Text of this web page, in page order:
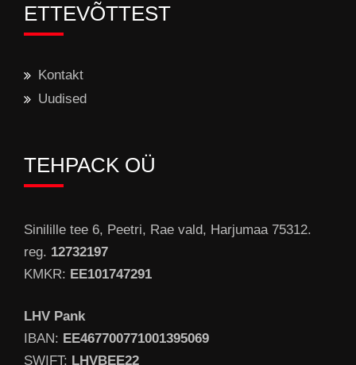
ETTEVÕTTEST
Kontakt
Uudised
TEHPACK OÜ
Sinilille tee 6, Peetri, Rae vald, Harjumaa 75312.
reg. 12732197
KMKR: EE101747291
LHV Pank
IBAN: EE467700771001395069
SWIFT: LHVBEE22